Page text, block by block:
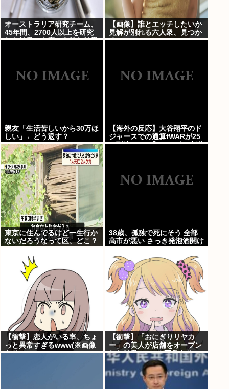
オーストラリア研究チーム、
45年間、2700人以上を研究
した結果。大麻に有益な効果
【画像】誰とエッチしたいか
見解が別れる六人衆、見つか
るwww
親友「生活苦しいから30万ほ
しい」←どう返す？
【海外の反応】大谷翔平のド
ジャースでの通算fWARが25
に到達！ → 「3シーズン未満
なるのか楽しみ」
東京に住んでるけど一生行か
ないだろうなって区、どこ？
38歳、孤独で死にそう 全部
高市が悪い さっき発泡酒開け
【衝撃】恋人がいる率、ちょ
っと異常すぎるwww(※画像
あり)
【衝撃】「おにぎりリヤカ
ー」の美人が店舗をオープン
した結果www(※画像あり)